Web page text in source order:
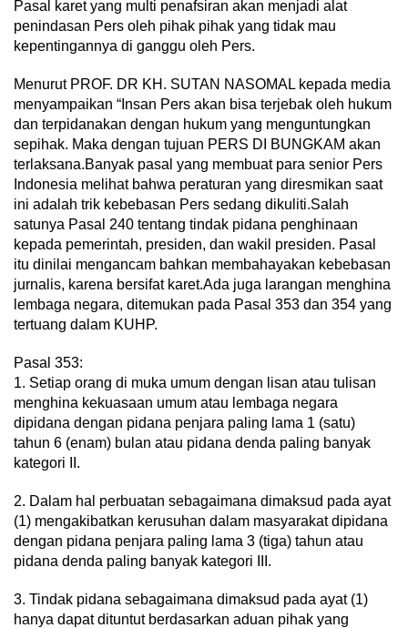
Pasal karet yang multi penafsiran akan menjadi alat
penindasan Pers oleh pihak pihak yang tidak mau
kepentingannya di ganggu oleh Pers.
Menurut PROF. DR KH. SUTAN NASOMAL kepada media
menyampaikan “Insan Pers akan bisa terjebak oleh hukum
dan terpidanakan dengan hukum yang menguntungkan
sepihak. Maka dengan tujuan PERS DI BUNGKAM akan
terlaksana.Banyak pasal yang membuat para senior Pers
Indonesia melihat bahwa peraturan yang diresmikan saat
ini adalah trik kebebasan Pers sedang dikuliti.Salah
satunya Pasal 240 tentang tindak pidana penghinaan
kepada pemerintah, presiden, dan wakil presiden. Pasal
itu dinilai mengancam bahkan membahayakan kebebasan
jurnalis, karena bersifat karet.Ada juga larangan menghina
lembaga negara, ditemukan pada Pasal 353 dan 354 yang
tertuang dalam KUHP.
Pasal 353:
1. Setiap orang di muka umum dengan lisan atau tulisan
menghina kekuasaan umum atau lembaga negara
dipidana dengan pidana penjara paling lama 1 (satu)
tahun 6 (enam) bulan atau pidana denda paling banyak
kategori II.
2. Dalam hal perbuatan sebagaimana dimaksud pada ayat
(1) mengakibatkan kerusuhan dalam masyarakat dipidana
dengan pidana penjara paling lama 3 (tiga) tahun atau
pidana denda paling banyak kategori III.
3. Tindak pidana sebagaimana dimaksud pada ayat (1)
hanya dapat dituntut berdasarkan aduan pihak yang